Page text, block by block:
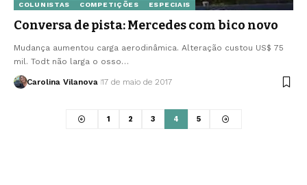
COLUNISTAS COMPETIÇÕES ESPECIAIS
Conversa de pista: Mercedes com bico novo
Mudança aumentou carga aerodinâmica. Alteração custou US$ 75
mil. Todt não larga o osso…
Carolina Vilanova 17 de maio de 2017
1 2 3 4 5